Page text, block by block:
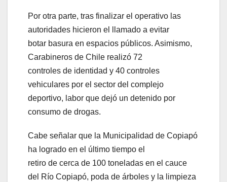
Por otra parte, tras finalizar el operativo las
autoridades hicieron el llamado a evitar
botar basura en espacios públicos. Asimismo,
Carabineros de Chile realizó 72
controles de identidad y 40 controles
vehiculares por el sector del complejo
deportivo, labor que dejó un detenido por
consumo de drogas.
Cabe señalar que la Municipalidad de Copiapó
ha logrado en el último tiempo el
retiro de cerca de 100 toneladas en el cauce
del Río Copiapó, poda de árboles y la limpieza